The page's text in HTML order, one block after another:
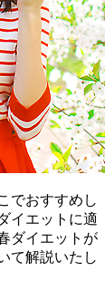
でおすすめし
イエットに適
ダイエットが
て解説いたし